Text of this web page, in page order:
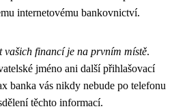
internetovému bankovnictví.
vašich financí je na prvním místě.
jméno ani další přihlašovací
banka vás nikdy nebude po telefonu
těchto informací.